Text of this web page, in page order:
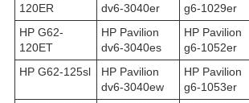
120ER
dv6-3040er
g6-1029er
HP G62-
120ET
HP Pavilion
dv6-3040es
HP Pavilion
g6-1052er
HP G62-125sl
HP Pavilion
dv6-3040ew
HP Pavilion
g6-1053er